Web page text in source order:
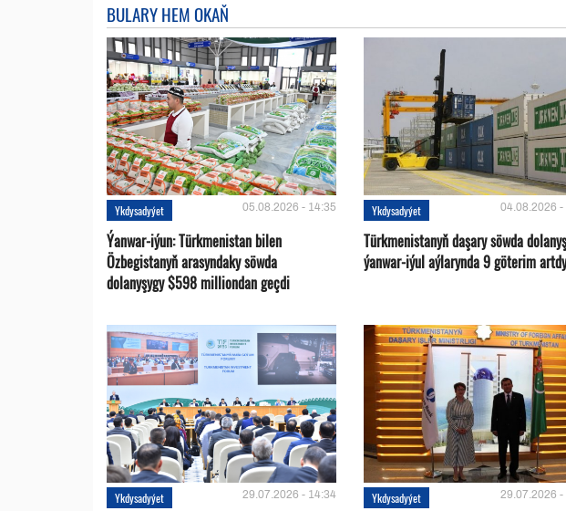
BULARY HEM OKAŇ
Ykdysadyýet 05.08.2026 - 14:35
Ýanwar-iýun: Türkmenistan bilen
Özbegistanyň arasyndaky söwda
dolanyşygy $598 milliondan geçdi
Ykdysadyýet 04.08.2026 -
Türkmenistanyň daşary söwda
ýanwar-iýul aýlarynda 9 göterim
Ykdysadyýet 29.07.2026 - 14:34 Ykdysadyýet 29.07.2026 -